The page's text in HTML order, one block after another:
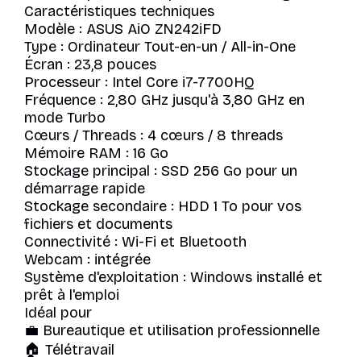
Caractéristiques techniques
Modèle : ASUS AiO ZN242iFD
Type : Ordinateur Tout-en-un / All-in-One
Écran : 23,8 pouces
Processeur : Intel Core i7-7700HQ
Fréquence : 2,80 GHz jusqu'à 3,80 GHz en
mode Turbo
Cœurs / Threads : 4 cœurs / 8 threads
Mémoire RAM : 16 Go
Stockage principal : SSD 256 Go pour un
démarrage rapide
Stockage secondaire : HDD 1 To pour vos
fichiers et documents
Connectivité : Wi-Fi et Bluetooth
Webcam : intégrée
Système d'exploitation : Windows installé et
prêt à l'emploi
Idéal pour
💼 Bureautique et utilisation professionnelle
🏠 Télétravail